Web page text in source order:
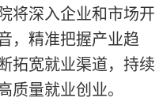
将深入企业和市场开
，精准把握产业趋
拓宽就业渠道，持续
质量就业创业。